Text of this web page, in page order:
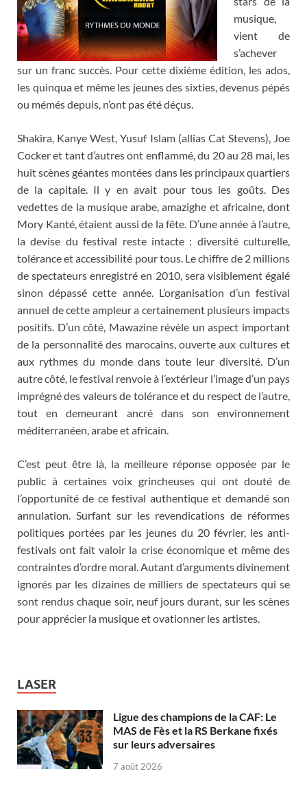
musique,
vient de
s’achever
sur un franc succès. Pour cette dixième édition, les ados,
les quinqua et même les jeunes des sixties, devenus pépés
ou mémés depuis, n’ont pas été déçus.
Shakira, Kanye West, Yusuf Islam (allias Cat Stevens), Joe
Cocker et tant d’autres ont enflammé, du 20 au 28 mai, les
huit scènes géantes montées dans les principaux quartiers
de la capitale. Il y en avait pour tous les goûts. Des
vedettes de la musique arabe, amazighe et africaine, dont
Mory Kanté, étaient aussi de la fête. D’une année à l’autre,
la devise du festival reste intacte : diversité culturelle,
tolérance et accessibilité pour tous. Le chiffre de 2 millions
de spectateurs enregistré en 2010, sera visiblement égalé
sinon dépassé cette année. L’organisation d’un festival
annuel de cette ampleur a certainement plusieurs impacts
positifs. D’un côté, Mawazine révèle un aspect important
de la personnalité des marocains, ouverte aux cultures et
aux rythmes du monde dans toute leur diversité. D’un
autre côté, le festival renvoie à l’extérieur l’image d’un pays
imprégné des valeurs de tolérance et du respect de l’autre,
tout en demeurant ancré dans son environnement
méditerranéen, arabe et africain.
C’est peut être là, la meilleure réponse opposée par le
public à certaines voix grincheuses qui ont douté de
l’opportunité de ce festival authentique et demandé son
annulation. Surfant sur les revendications de réformes
politiques portées par les jeunes du 20 février, les anti-
festivals ont fait valoir la crise économique et même des
contraintes d’ordre moral. Autant d’arguments divinement
ignorés par les dizaines de milliers de spectateurs qui se
sont rendus chaque soir, neuf jours durant, sur les scènes
pour apprécier la musique et ovationner les artistes.
LASER
Ligue des champions de la CAF: Le
MAS de Fès et la RS Berkane fixés
sur leurs adversaires
7 août 2026